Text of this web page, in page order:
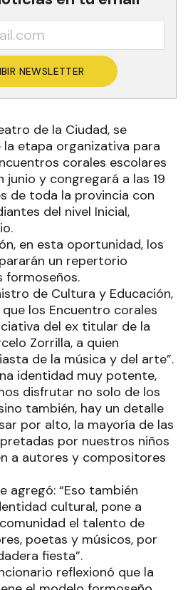
NEWSLETTER
de la Ciudad, se
etapa organizativa para
corales escolares
junio y congregará a las 19
de toda la provincia con
del nivel Inicial,
en esta oportunidad, los
un repertorio
formoseños.
de Cultura y Educación,
los Encuentro corales
del ex titular de la
Zorrilla, a quien
de la música y del arte”.
identidad muy potente,
disfrutar no solo de los
también, hay un detalle
por alto, la mayoría de las
por nuestros niños
a autores y compositores
agregó: “Eso también
cultural, pone a
el talento de
poetas y músicos, por
fiesta”.
reflexionó que la